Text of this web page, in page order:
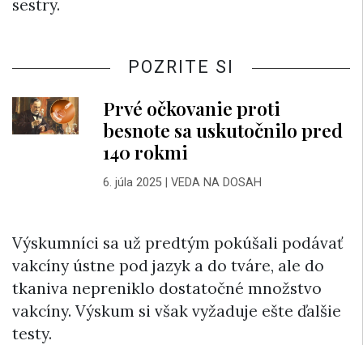
sestry.
POZRITE SI
Prvé očkovanie proti
besnote sa uskutočnilo pred
140 rokmi
6. júla 2025| VEDA NA DOSAH
Výskumníci sa už predtým pokúšali podávať
vakcíny ústne pod jazyk a do tváre, ale do
tkaniva nepreniklo dostatočné množstvo
vakcíny. Výskum si však vyžaduje ešte ďalšie
testy.